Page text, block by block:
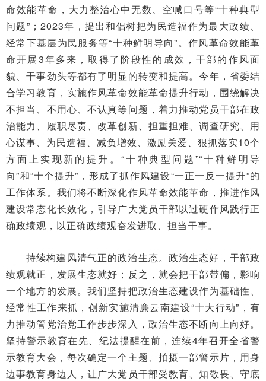
命效能革命，大力整治心中无数、空喊口号等“十种典型
问题”；2023年，提出和倡树把为民造福作为最大政绩、
经常下基层为民服务等“十种鲜明导向”。作风革命效能革
命开展3年多来，取得了阶段性的成效，干部的作风面
貌、干事劲头等都有了明显的转变和提高。今年，省委结
合学习教育，实施作风革命效能革命提升行动，围绕解决
不担当、不用心、不认真等问题，着力推动党员干部在政
治能力、履职尽责、改革创新、担重担难、调查研究、用
心谋事、为民造福、减负增效、激励关爱、狠抓落实10个
方面上实现新的提升。“十种典型问题”“十种鲜明导
向”和“十个提升”，形成了抓作风建设“一正一反一提升”的
工作体系。我们将不断深化作风革命效能革命，推进作风
建设常态化长效化，引导广大党员干部以过硬作风践行正
确政绩观，以正确政绩观奋发进取、担当干事。
持续构建风清气正的政治生态。政治生态好，干部政
绩观就正，发展生态就好；反之，就会把干部带偏，影响
一个地方的发展。我们坚持把政治生态建设作为基础性、
经常性工作来抓，创新实施清廉云南建设“十大行动”，有
力推动管党治党工作步步深入，政治生态不断向上向好。
坚持警示教育在先、纪法提醒在前，连续4年召开全省警
示教育大会，每次确定一个主题、拍摄一部警示片，用身
边事教育身边人，让广大党员干部受教育、知敬畏、守底